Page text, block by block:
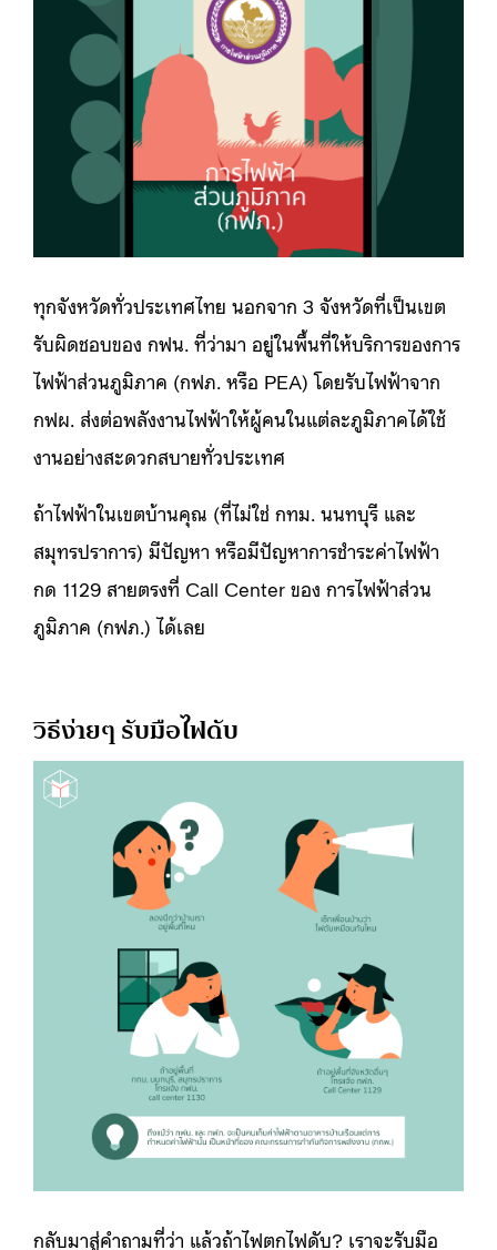
ทุกจังหวัดทั่วประเทศไทย นอกจาก 3 จังหวัดที่เป็นเขต
รับผิดชอบของ กฟน. ที่ว่ามา อยู่ในพื้นที่ให้บริการของการ
ไฟฟ้าส่วนภูมิภาค (กฟภ. หรือ PEA) โดยรับไฟฟ้าจาก
กฟผ. ส่งต่อพลังงานไฟฟ้าให้ผู้คนในแต่ละภูมิภาคได้ใช้
งานอย่างสะดวกสบายทั่วประเทศ
ถ้าไฟฟ้าในเขตบ้านคุณ (ที่ไม่ใช่ กทม. นนทบุรี และ
สมุทรปราการ) มีปัญหา หรือมีปัญหาการชำระค่าไฟฟ้า
กด 1129 สายตรงที่ Call Center ของ การไฟฟ้าส่วน
ภูมิภาค (กฟภ.) ได้เลย
วิธีง่ายๆ รับมือไฟดับ
กลับมาสู่คำถามที่ว่า แล้วถ้าไฟตกไฟดับ? เราจะรับมือ